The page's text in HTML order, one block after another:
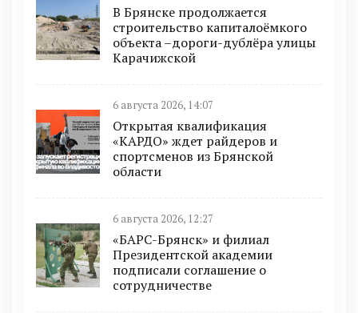
В Брянске продолжается
строительство капиталоёмкого
объекта –дороги-дублёра улицы
Карачижской
6 августа 2026, 14:07
Открытая квалификация
«КАРДО» ждет райдеров и
спортсменов из Брянской
области
6 августа 2026, 12:27
«БАРС-Брянск» и филиал
Президентской академии
подписали соглашение о
сотрудничестве